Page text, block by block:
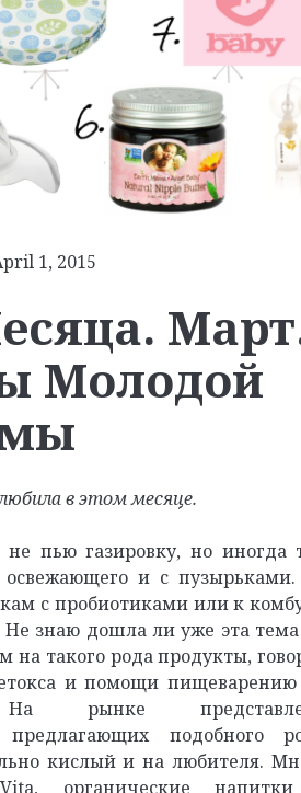
1, 2015
Молодой
в этом месяце.
пью газировку, но иногда
освежающего и с
с пробиотиками или к
Не знаю дошла ли уже эта
такого рода продукты,
и помощи
рынке
подобного
кислый и на любителя.
органические